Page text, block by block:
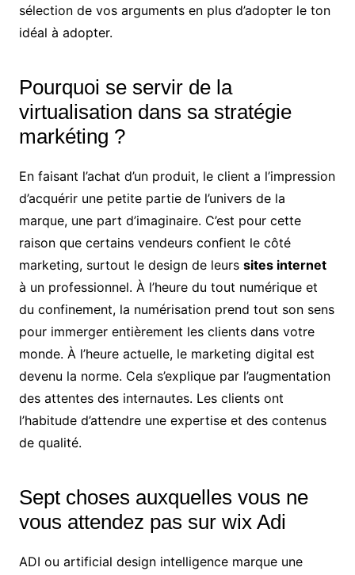
sélection de vos arguments en plus d’adopter le ton
idéal à adopter.
Pourquoi se servir de la
virtualisation dans sa stratégie
markéting ?
En faisant l’achat d’un produit, le client a l’impression
d’acquérir une petite partie de l’univers de la
marque, une part d’imaginaire. C’est pour cette
raison que certains vendeurs confient le côté
marketing, surtout le design de leurs sites internet
à un professionnel. À l’heure du tout numérique et
du confinement, la numérisation prend tout son sens
pour immerger entièrement les clients dans votre
monde. À l’heure actuelle, le marketing digital est
devenu la norme. Cela s’explique par l’augmentation
des attentes des internautes. Les clients ont
l’habitude d’attendre une expertise et des contenus
de qualité.
Sept choses auxquelles vous ne
vous attendez pas sur wix Adi
ADI ou artificial design intelligence marque une